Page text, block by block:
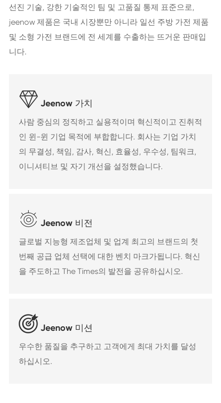
선진 기술, 강한 기술적인 팀 및 고품질 통제 표준으로,
jeenow 제품은 국내 시장뿐만 아니라 일선 주방 가전 제품
및 소형 가전 브랜드에 전 세계를 수출하는 뜨거운 판매입
니다.
 Jeenow 가치
사람 중심의 정직하고 실용적이며 혁신적이고 진취적
인 윈-윈 기업 목적에 부합합니다. 회사는 기업 가치
의 무결성, 책임, 감사, 혁신, 효율성, 우수성, 팀워크,
이니셔티브 및 자기 개선을 설정했습니다.
 Jeenow 비전
글로벌 지능형 제조업체 및 업계 최고의 브랜드의 첫
번째 공급 업체 선택에 대한 벤치 마크가됩니다. 혁신
을 주도하고 The Times의 발전을 공유하십시오.
 Jeenow 미션
우수한 품질을 추구하고 고객에게 최대 가치를 달성
하십시오.